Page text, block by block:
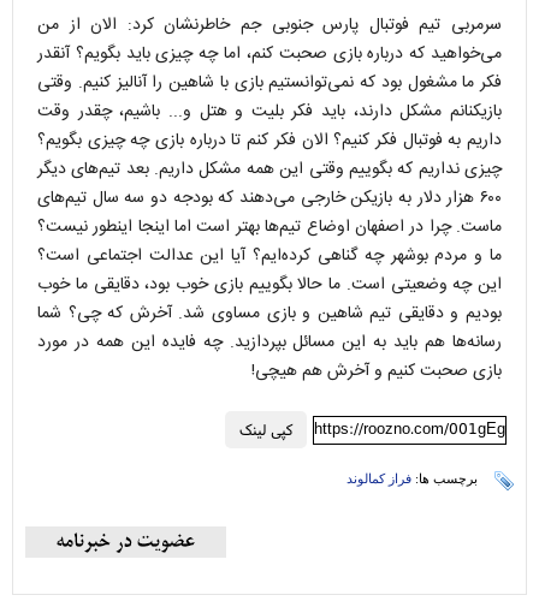
سرمربی تیم فوتبال پارس جنوبی جم خاطرنشان کرد: الان از من
می‌خواهید که درباره بازی صحبت کنم، اما چه چیزی باید بگویم؟ آنقدر
فکر ما مشغول بود که نمی‌توانستیم بازی با شاهین را آنالیز کنیم. وقتی
بازیکنانم مشکل دارند، باید فکر بلیت و هتل و... باشیم، چقدر وقت
داریم به فوتبال فکر کنیم؟ الان فکر کنم تا درباره بازی چه چیزی بگویم؟
چیزی نداریم که بگوییم وقتی این همه مشکل داریم. بعد تیم‌های دیگر
۶۰۰ هزار دلار به بازیکن خارجی می‌دهند که بودجه دو سه سال تیم‌های
ماست. چرا در اصفهان اوضاع تیم‌ها بهتر است اما اینجا اینطور نیست؟
ما و مردم بوشهر چه گناهی کرده‌ایم؟ آیا این عدالت اجتماعی است؟
این چه وضعیتی است. ما حالا بگوییم بازی خوب بود، دقایقی ما خوب
بودیم و دقایقی تیم شاهین و بازی مساوی شد. آخرش که چی؟ شما
رسانه‌ها هم باید به این مسائل بپردازید. چه فایده این همه در مورد
بازی صحبت کنیم و آخرش هم هیچی!
کپی لینک https://roozno.com/001gEg
برچسب ها: فراز کمالوند